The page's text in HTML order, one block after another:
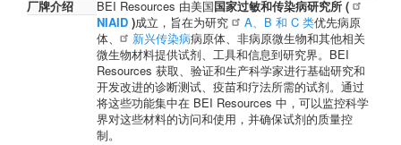
厂牌介绍
BEI Resources 由美国国家过敏和传染病研究所 (
NIAID)成立，旨在为研究 A、B 和 C 类优先病原
体、
新兴传染病病原体、非病原微生物和其他相关
微生物材料提供试剂、工具和信息到研究界。BEI
Resources 获取、验证和生产科学家进行基础研究和
开发改进的诊断测试、疫苗和疗法所需的试剂。通过
将这些功能集中在 BEI Resources 中，可以监控科学
界对这些材料的访问和使用，并确保试剂的质量控
制。